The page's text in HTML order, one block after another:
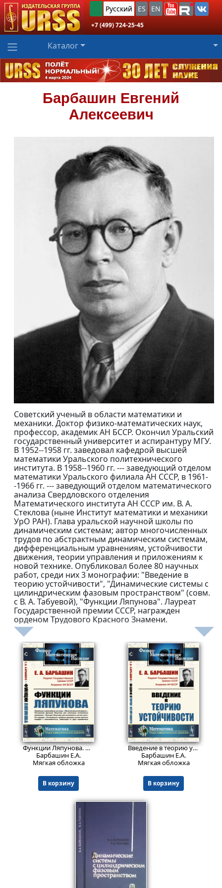
Русский ES EN
+7 (499) 724-25-45
Каталог
Барбашин Евгений
Алексеевич
Советский ученый в области математики и
механики. Доктор физико-математических наук,
профессор, академик АН БССР. Окончил Уральский
государственный университет и аспирантуру МГУ.
В 1952--1958 гг. заведовал кафедрой высшей
математики Уральского политехнического
института. В 1958--1960 гг. --- заведующий отделом
математики Уральского филиала АН СССР, в 1961-
-1966 гг. --- заведующий отделом математического
анализа Свердловского отделения
Математического института АН СССР им. В. А.
Стеклова (ныне Институт математики и механики
УрО РАН). Глава уральской научной школы по
динамическим системам; автор многочисленных
трудов по абстрактным динамическим системам,
дифференциальным уравнениям, устойчивости
движения, теории управления и приложениям к
новой технике. Опубликовал более 80 научных
работ, среди них 3 монографии: "Введение в
теорию устойчивости", "Динамические системы с
цилиндрическим фазовым пространством" (совм.
с В. А. Табуевой), "Функции Ляпунова". Лауреат
Государственной премии СССР, награжден
орденом Трудового Красного Знамени.
837₽
Функции Ляпунова.
Изд. стереотип.
Барбашин Е.А.
Мягкая обложка
В корзину
837₽
Введение в теорию устойчивости.
Барбашин Е.А.
Мягкая обложка
В корзину